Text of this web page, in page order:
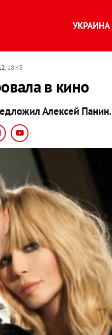
УКРАИНА
, 18:43
в кино
Алексей Панин.